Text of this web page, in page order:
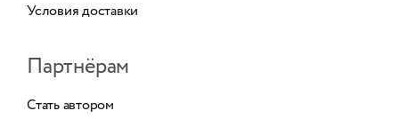
Условия доставки
Партнёрам
Стать автором